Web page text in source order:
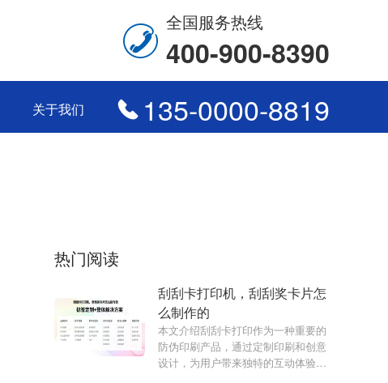
全国服务热线
400-900-8390
关于我们 135-0000-8819
热门阅读
刮刮卡打印机，刮刮奖卡片怎
么制作的
本文介绍刮刮卡打印作为一种重要的
防伪印刷产品，通过定制印刷和创意
设计，为用户带来独特的互动体验和